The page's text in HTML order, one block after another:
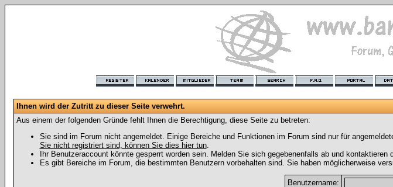
Ihnen wird der Zutritt zu dieser Seite verwehrt.
Aus einem der folgenden Gründe fehlt Ihnen die Berechtigung, diese Seite zu betreten:
Sie sind im Forum nicht angemeldet. Einige Bereiche und Funktionen im Forum sind nur für
Sie nicht registriert sind, können Sie dies hier tun.
Ihr Benutzeraccount könnte gesperrt worden sein. Melden Sie sich gegebenenfalls ab und kontaktieren
Es gibt Bereiche im Forum, die bestimmten Benutzern vorbehalten sind. Sie haben möglicherweise
Benutzername: